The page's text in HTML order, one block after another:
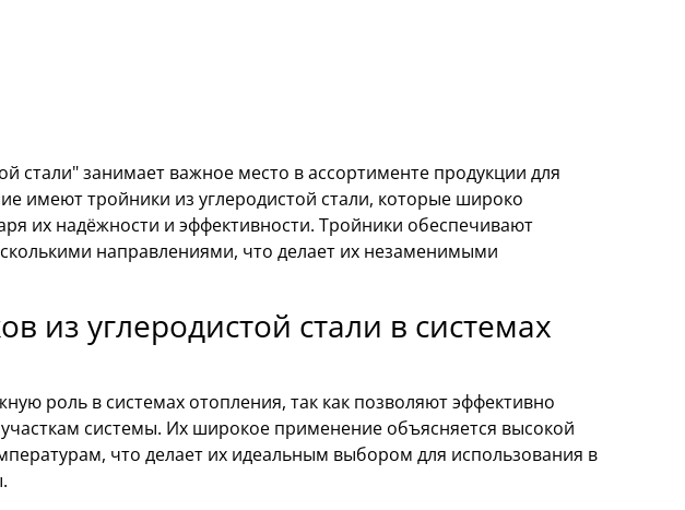
стали" занимает важное место в ассортименте продукции для
имеют тройники из углеродистой стали, которые широко
их надёжности и эффективности. Тройники обеспечивают
направлениями, что делает их незаменимыми
из углеродистой стали в системах
роль в системах отопления, так как позволяют эффективно
системы. Их широкое применение объясняется высокой
что делает их идеальным выбором для использования в